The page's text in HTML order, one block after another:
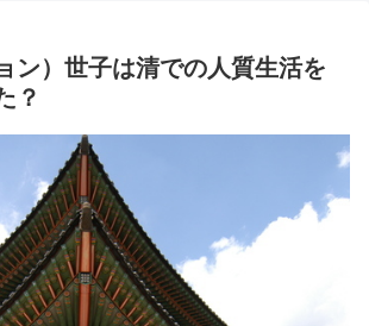
ン）世子は清での人質生活を
？